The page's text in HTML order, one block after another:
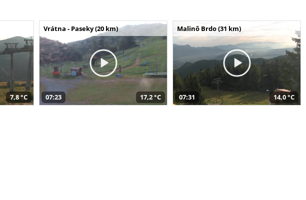
7,8 °C
Vrátna - Paseky (20 km)
07:23 17,2 °C
Malinô Brdo (31 km)
07:31 14,0 °C